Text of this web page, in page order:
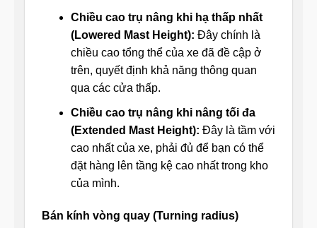
Chiều cao trụ nâng khi hạ thấp nhất
(Lowered Mast Height): Đây chính là
chiều cao tổng thể của xe đã đề cập ở
trên, quyết định khả năng thông quan
qua các cửa thấp.
Chiều cao trụ nâng khi nâng tối đa
(Extended Mast Height): Đây là tầm với
cao nhất của xe, phải đủ để bạn có thể
đặt hàng lên tầng kệ cao nhất trong kho
của mình.
Bán kính vòng quay (Turning radius)